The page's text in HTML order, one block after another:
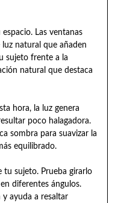
Las ventanas
natural que añaden
sujeto frente a la
natural que destaca
hora, la luz genera
poco halagadora.
sombra para suavizar la
equilibrado.
tu sujeto. Prueba girarlo
diferentes ángulos.
y ayuda a resaltar